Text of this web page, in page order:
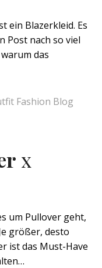
ein Blazerkleid. Es
Post nach so viel
das
x
um Pullover geht,
größer, desto
ist das Must-Have